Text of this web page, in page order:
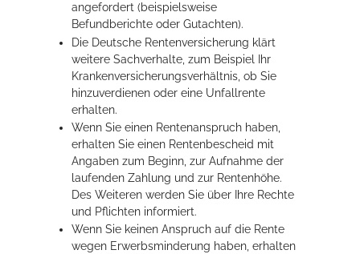
angefordert (beispielsweise
Befundberichte oder Gutachten).
Die Deutsche Rentenversicherung klärt
weitere Sachverhalte, zum Beispiel Ihr
Krankenversicherungsverhältnis, ob Sie
hinzuverdienen oder eine Unfallrente
erhalten.
Wenn Sie einen Rentenanspruch haben,
erhalten Sie einen Rentenbescheid mit
Angaben zum Beginn, zur Aufnahme der
laufenden Zahlung und zur Rentenhöhe.
Des Weiteren werden Sie über Ihre Rechte
und Pflichten informiert.
Wenn Sie keinen Anspruch auf die Rente
wegen Erwerbsminderung haben, erhalten